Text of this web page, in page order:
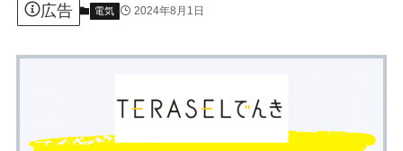
広告 電気 2024年8月1日